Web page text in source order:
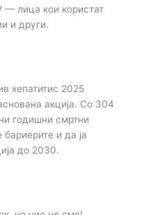
— лица кои користат
и други.
хепатитис 2025
акција. Со 304
годишни смртни
и да ја
до 2030.